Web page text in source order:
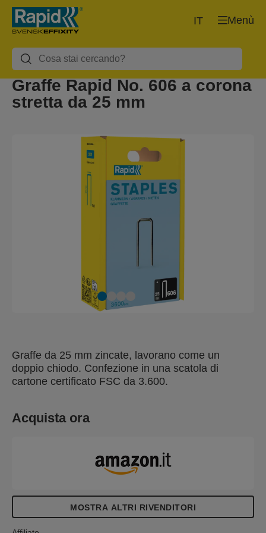
Menù
IT
Graffe Rapid No. 606 a corona
stretta da 25 mm
Graffe da 25 mm zincate, lavorano come un
doppio chiodo. Confezione in una scatola di
cartone certificato FSC da 3.600.
Acquista ora
MOSTRA ALTRI RIVENDITORI